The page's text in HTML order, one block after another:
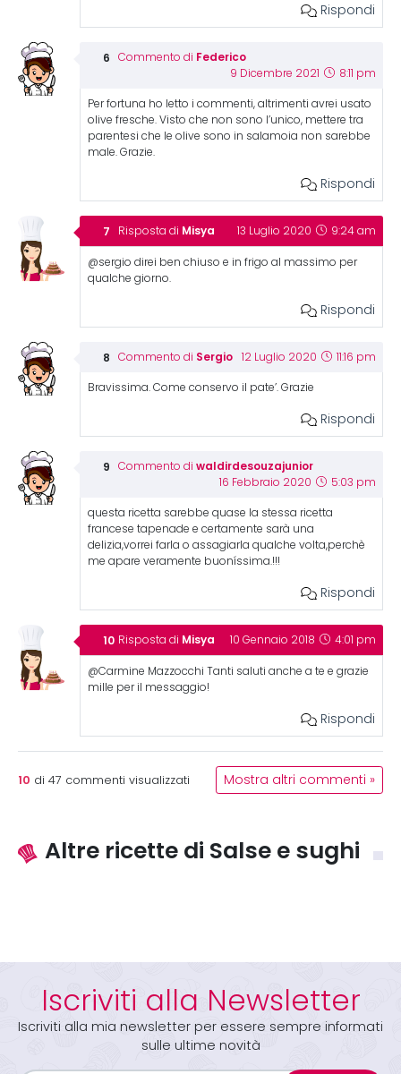
Rispondi
Commento di Federico
9 Dicembre 2021 8:11 pm
Per fortuna ho letto i commenti, altrimenti avrei usato
olive fresche. Visto che non sono l’unico, mettere tra
parentesi che le olive sono in salamoia non sarebbe
male. Grazie.
Rispondi
Risposta di Misya 13 Luglio 2020 9:24 am
@sergio direi ben chiuso e in frigo al massimo per
qualche giorno.
Rispondi
Commento di Sergio 12 Luglio 2020 11:16 pm
Bravissima. Come conservo il pate’. Grazie
Rispondi
Commento di waldirdesouzajunior
16 Febbraio 2020 5:03 pm
questa ricetta sarebbe quase la stessa ricetta
francese tapenade e certamente sarà una
delizia,vorrei farla o assagiarla qualche volta,perchè
me apare veramente buoníssima.!!!
Rispondi
Risposta di Misya 10 Gennaio 2018 4:01 pm
@Carmine Mazzocchi Tanti saluti anche a te e grazie
mille per il messaggio!
Rispondi
10 di 47 commenti visualizzati Mostra altri commenti »
Altre ricette di Salse e sughi
Iscriviti alla Newsletter
Iscriviti alla mia newsletter per essere sempre informati
sulle ultime novità